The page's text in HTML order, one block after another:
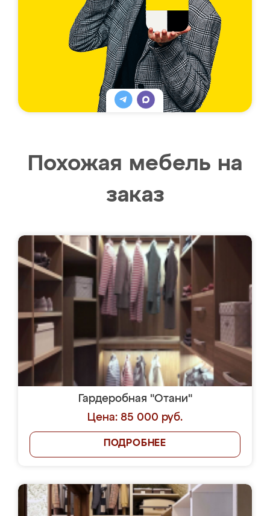
Похожая мебель на
заказ
Гардеробная "Отани"
Цена: 85 000 руб.
ПОДРОБНЕЕ